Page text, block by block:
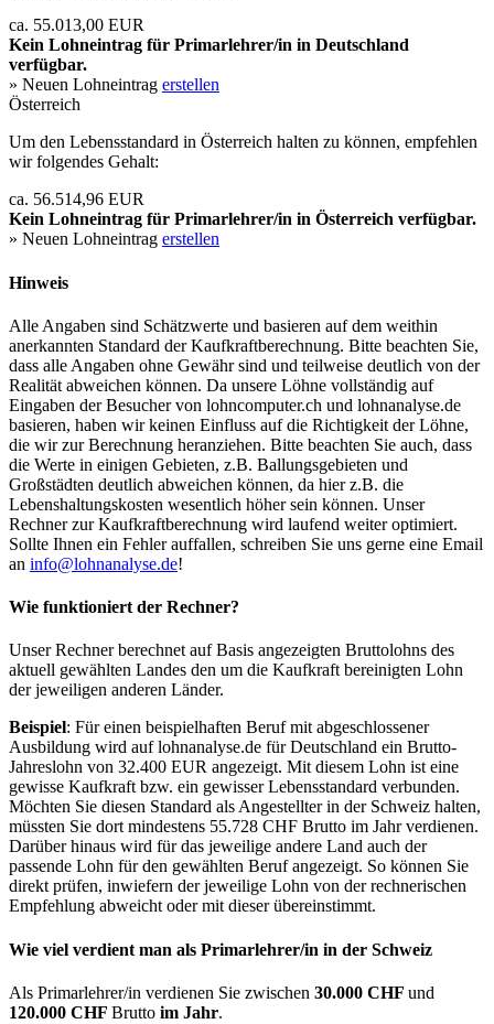
ca. 55.013,00 EUR
Kein Lohneintrag für Primarlehrer/in in Deutschland
verfügbar.
» Neuen Lohneintrag erstellen
Österreich
Um den Lebensstandard in Österreich halten zu können, empfehlen
wir folgendes Gehalt:
ca. 56.514,96 EUR
Kein Lohneintrag für Primarlehrer/in in Österreich verfügbar.
» Neuen Lohneintrag erstellen
Hinweis
Alle Angaben sind Schätzwerte und basieren auf dem weithin
anerkannten Standard der Kaufkraftberechnung. Bitte beachten Sie,
dass alle Angaben ohne Gewähr sind und teilweise deutlich von der
Realität abweichen können. Da unsere Löhne vollständig auf
Eingaben der Besucher von lohncomputer.ch und lohnanalyse.de
basieren, haben wir keinen Einfluss auf die Richtigkeit der Löhne,
die wir zur Berechnung heranziehen. Bitte beachten Sie auch, dass
die Werte in einigen Gebieten, z.B. Ballungsgebieten und
Großstädten deutlich abweichen können, da hier z.B. die
Lebenshaltungskosten wesentlich höher sein können. Unser
Rechner zur Kaufkraftberechnung wird laufend weiter optimiert.
Sollte Ihnen ein Fehler auffallen, schreiben Sie uns gerne eine Email
an info@lohnanalyse.de!
Wie funktioniert der Rechner?
Unser Rechner berechnet auf Basis angezeigten Bruttolohns des
aktuell gewählten Landes den um die Kaufkraft bereinigten Lohn
der jeweiligen anderen Länder.
Beispiel: Für einen beispielhaften Beruf mit abgeschlossener
Ausbildung wird auf lohnanalyse.de für Deutschland ein Brutto-
Jahreslohn von 32.400 EUR angezeigt. Mit diesem Lohn ist eine
gewisse Kaufkraft bzw. ein gewisser Lebensstandard verbunden.
Möchten Sie diesen Standard als Angestellter in der Schweiz halten,
müssten Sie dort mindestens 55.728 CHF Brutto im Jahr verdienen.
Darüber hinaus wird für das jeweilige andere Land auch der
passende Lohn für den gewählten Beruf angezeigt. So können Sie
direkt prüfen, inwiefern der jeweilige Lohn von der rechnerischen
Empfehlung abweicht oder mit dieser übereinstimmt.
Wie viel verdient man als Primarlehrer/in in der Schweiz
Als Primarlehrer/in verdienen Sie zwischen 30.000 CHF und
120.000 CHF Brutto im Jahr.